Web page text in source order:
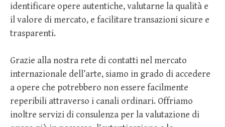
identificare opere autentiche, valutarne la qualità e
il valore di mercato, e facilitare transazioni sicure e
trasparenti.
Grazie alla nostra rete di contatti nel mercato
internazionale dell’arte, siamo in grado di accedere
a opere che potrebbero non essere facilmente
reperibili attraverso i canali ordinari. Offriamo
inoltre servizi di consulenza per la valutazione di